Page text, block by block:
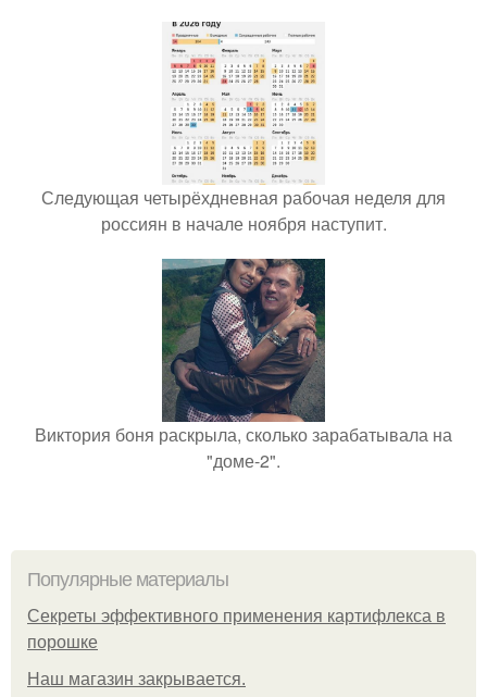
Следующая четырёхдневная рабочая неделя для
россиян в начале ноября наступит.
Виктория боня раскрыла, сколько зарабатывала на
"доме-2".
Популярные материалы
Секреты эффективного применения картифлекса в
порошке
Нaш магaзин зaкрывaeтся.